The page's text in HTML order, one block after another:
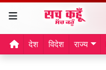
देश विदेश राज्य